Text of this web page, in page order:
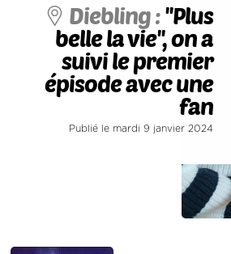
Diebling :''Plus
belle la vie'', on a
suivi le premier
épisode avec une
fan
Publié le mardi 9 janvier 2024